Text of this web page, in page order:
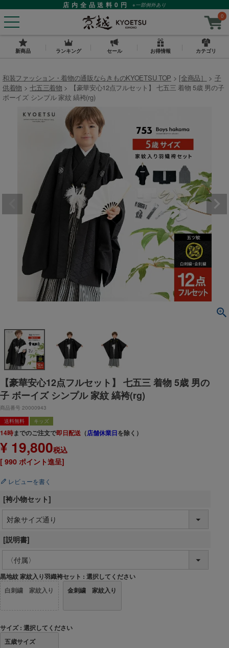
店内全品送料0円
※一部例外あり
0
新商品 ランキング セール お得情報 カテゴリ
和装ファッション・着物の通販ならきものKYOETSU TOP [全商品］
子
供着物
七五三着物
【豪華安心12点フルセット】 七五三 着物 5歳 男の子
ボーイズ シンプル 家紋 縞袴(rg)
【豪華安心12点フルセット】 七五三 着物 5歳 男の
子 ボーイズ シンプル 家紋 縞袴(rg)
商品番号 20000943
送料無料
キッズ
14時までのご注文で即日配送 （店舗休業日を除く）
¥ 19,800税込
[ 990 ポイント進呈]
レビューを書く
[袴小物セット]
[説明書]
黒地紋 家紋入り羽織袴セット
選択してください
白刺繍 家紋入り
金刺繍 家紋入り
サイズ 選択してください
五歳サイズ